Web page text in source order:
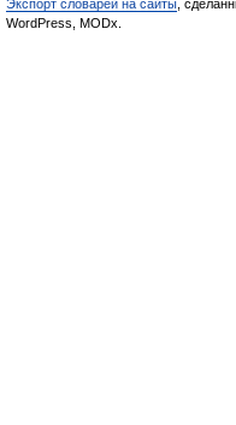
Экспорт словарей на сайты ,
WordPress, MODx.